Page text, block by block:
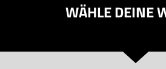
WÄHLE DEINE